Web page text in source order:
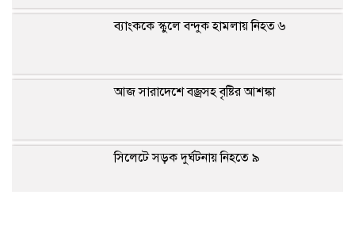
ব্যাংককে স্কুলে বন্দুক হামলায় নিহত ৬
আজ সারাদেশে বজ্রসহ বৃষ্টির আশঙ্কা
সিলেটে সড়ক দুর্ঘটনায় নিহতে ৯